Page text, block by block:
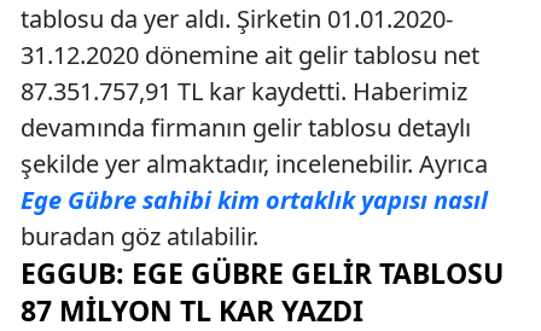
tablosu da yer aldı. Şirketin 01.01.2020-
31.12.2020 dönemine ait gelir tablosu net
87.351.757,91 TL kar kaydetti. Haberimiz
devamında firmanın gelir tablosu detaylı
şekilde yer almaktadır, incelenebilir. Ayrıca
Ege Gübre sahibi kim ortaklık yapısı nasıl
buradan göz atılabilir.
EGGUB: EGE GÜBRE GELIR TABLOSU
87 MILYON TL KAR YAZDI